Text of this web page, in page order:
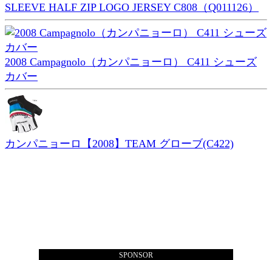
SLEEVE HALF ZIP LOGO JERSEY C808（Q011126）
2008 Campagnolo（カンパニョーロ） C411 シューズ
カバー
カンパニョーロ【2008】TEAM グローブ(C422)
SPONSOR